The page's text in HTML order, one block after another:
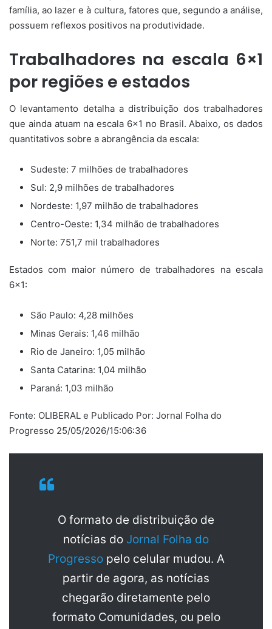
família, ao lazer e à cultura, fatores que, segundo a análise,
possuem reflexos positivos na produtividade.
Trabalhadores na escala 6×1
por regiões e estados
O levantamento detalha a distribuição dos trabalhadores
que ainda atuam na escala 6×1 no Brasil. Abaixo, os dados
quantitativos sobre a abrangência da escala:
Sudeste: 7 milhões de trabalhadores
Sul: 2,9 milhões de trabalhadores
Nordeste: 1,97 milhão de trabalhadores
Centro-Oeste: 1,34 milhão de trabalhadores
Norte: 751,7 mil trabalhadores
Estados com maior número de trabalhadores na escala
6×1:
São Paulo: 4,28 milhões
Minas Gerais: 1,46 milhão
Rio de Janeiro: 1,05 milhão
Santa Catarina: 1,04 milhão
Paraná: 1,03 milhão
Fonte: OLIBERAL e Publicado Por: Jornal Folha do
Progresso 25/05/2026/15:06:36
O formato de distribuição de
notícias do Jornal Folha do
Progresso pelo celular mudou. A
partir de agora, as notícias
chegarão diretamente pelo
formato Comunidades, ou pelo